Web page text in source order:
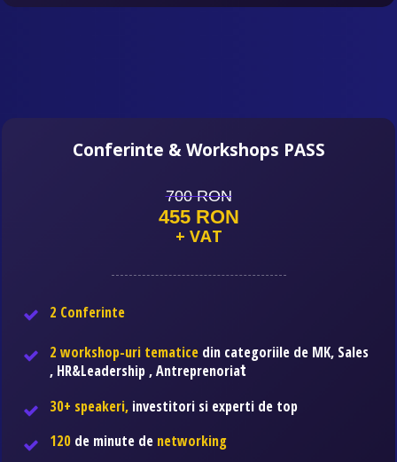
Conferinte & Workshops PASS
700 RON
455 RON
+ VAT
2 Conferinte
2 workshop-uri tematice din categoriile de MK, Sales
, HR&Leadership , Antreprenoriat
30+ speakeri, investitori si experti de top
120 de minute de networking